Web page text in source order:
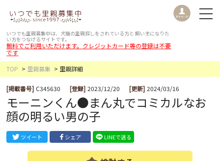
いつでも里親募集中は、犬猫の里親探しをされている方と 飼い主になりた
い方をつなげるサイトです。
無料でご利用いただけます。クレジットカード等の登録は不要
です
TOP
里親募集 里親詳細
[掲載番号] C345630 [登録] 2023/12/20 [更新] 2024/03/16
モーニンくん●まん丸でコミカルなお
顔の明るい男の子
ツイート シェア LINEで送る